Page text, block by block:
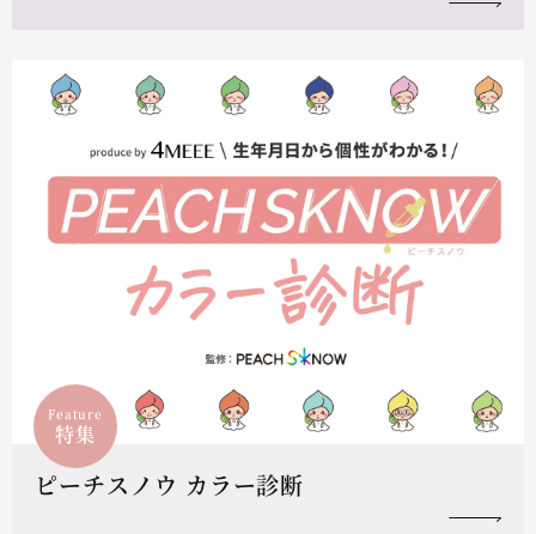
Feature
特集
ピーチスノウ カラー診断